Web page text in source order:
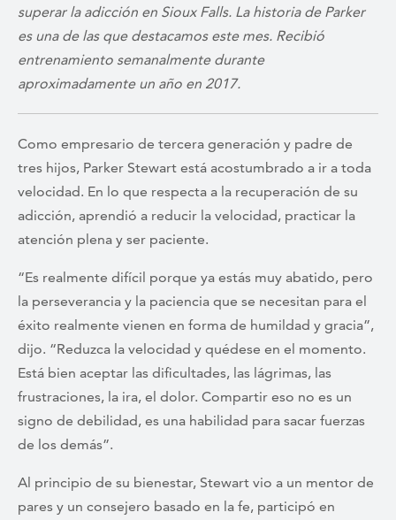
superar la adicción en Sioux Falls. La historia de Parker
es una de las que destacamos este mes. Recibió
entrenamiento semanalmente durante
aproximadamente un año en 2017.
Como empresario de tercera generación y padre de
tres hijos, Parker Stewart está acostumbrado a ir a toda
velocidad. En lo que respecta a la recuperación de su
adicción, aprendió a reducir la velocidad, practicar la
atención plena y ser paciente.
“Es realmente difícil porque ya estás muy abatido, pero
la perseverancia y la paciencia que se necesitan para el
éxito realmente vienen en forma de humildad y gracia”,
dijo. “Reduzca la velocidad y quédese en el momento.
Está bien aceptar las dificultades, las lágrimas, las
frustraciones, la ira, el dolor. Compartir eso no es un
signo de debilidad, es una habilidad para sacar fuerzas
de los demás”.
Al principio de su bienestar, Stewart vio a un mentor de
pares y un consejero basado en la fe, participó en